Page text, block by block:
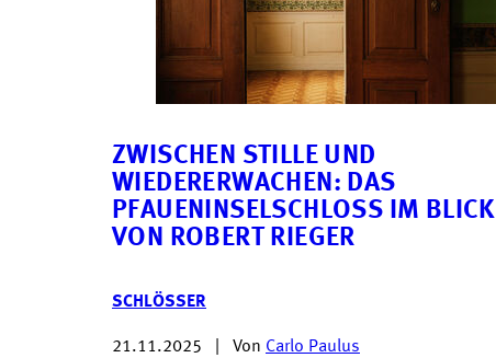
ZWISCHEN STILLE UND
WIEDERERWACHEN: DAS
PFAUENINSELSCHLOSS IM BLICK
VON ROBERT RIEGER
SCHLÖSSER
21.11.2025 Von Carlo Paulus